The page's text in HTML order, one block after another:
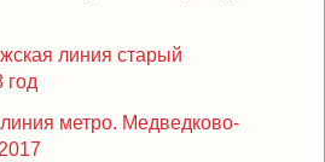
линия старый
год
метро. Медведково-